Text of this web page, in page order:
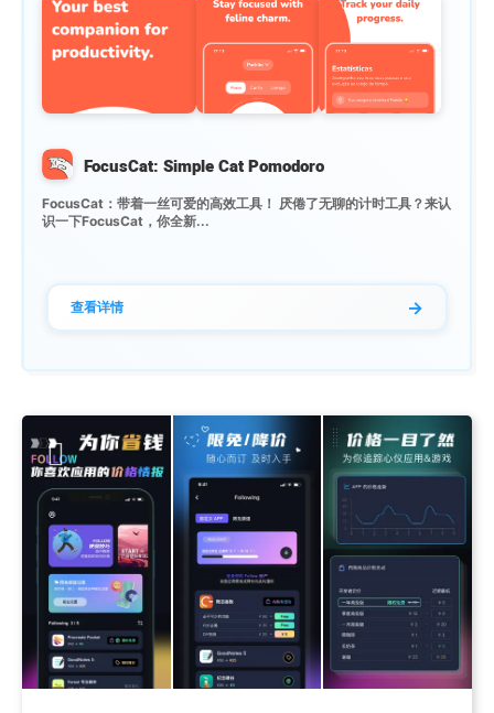
FocusCat: Simple Cat Pomodoro
FocusCat：带着一丝可爱的高效工具！ 厌倦了无聊的计时工具？来认
识一下FocusCat，你全新...
查看详情 →